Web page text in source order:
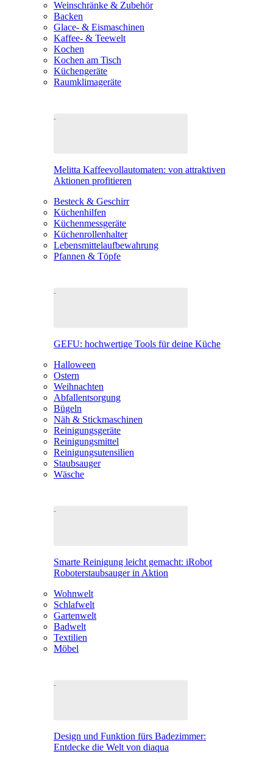
Weinschränke & Zubehör
Backen
Glace- & Eismaschinen
Kaffee- & Teewelt
Kochen
Kochen am Tisch
Küchengeräte
Raumklimageräte
Melitta Kaffeevollautomaten: von attraktiven
Aktionen profitieren
Besteck & Geschirr
Küchenhilfen
Küchenmessgeräte
Küchenrollenhalter
Lebensmittelaufbewahrung
Pfannen & Töpfe
GEFU: hochwertige Tools für deine Küche
Halloween
Ostern
Weihnachten
Abfallentsorgung
Bügeln
Näh & Stickmaschinen
Reinigungsgeräte
Reinigungsmittel
Reinigungsutensilien
Staubsauger
Wäsche
Smarte Reinigung leicht gemacht: iRobot
Roboterstaubsauger in Aktion
Wohnwelt
Schlafwelt
Gartenwelt
Badwelt
Textilien
Möbel
Design und Funktion fürs Badezimmer:
Entdecke die Welt von diaqua